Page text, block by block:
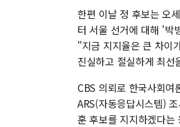
한편 이날 정 후보는 오
터 서울 선거에 대해 '박
"지금 지지율은 큰 차이
진실하고 절실하게 최
CBS 의뢰로 한국사회
ARS(자동응답시스템)
훈 후보를 지지하겠다